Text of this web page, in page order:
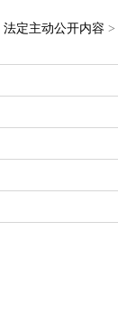
法定主动公开内容 >